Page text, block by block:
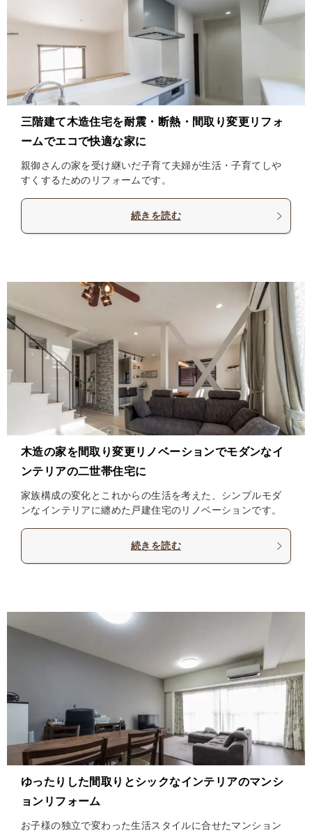
三階建て木造住宅を耐震・断熱・間取り変更リフォ
ームでエコで快適な家に
親御さんの家を受け継いだ子育て夫婦が生活・子育てしや
すくするためのリフォームです。
続きを読む
木造の家を間取り変更リノベーションでモダンなイ
ンテリアの二世帯住宅に
家族構成の変化とこれからの生活を考えた、シンプルモダ
ンなインテリアに纏めた戸建住宅のリノベーションです。
続きを読む
ゆったりした間取りとシックなインテリアのマンシ
ョンリフォーム
お子様の独立で変わった生活スタイルに合せたマンション